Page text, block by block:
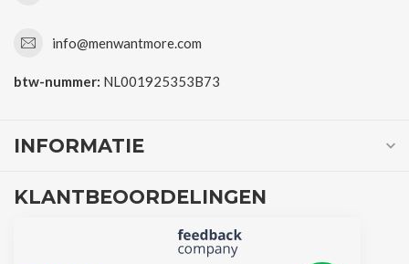
info@menwantmore.com
btw-nummer: NL001925353B73
INFORMATIE
KLANTBEOORDELINGEN